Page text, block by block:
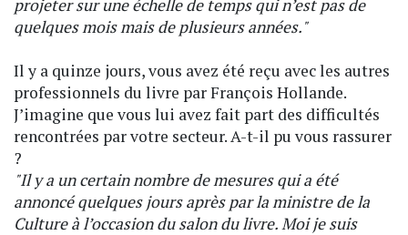
projeter sur une échelle de temps qui n’est pas de
quelques mois mais de plusieurs années."
Il y a quinze jours, vous avez été reçu avec les autres
professionnels du livre par François Hollande.
J’imagine que vous lui avez fait part des difficultés
rencontrées par votre secteur. A-t-il pu vous rassurer
?
"Il y a un certain nombre de mesures qui a été
annoncé quelques jours après par la ministre de la
Culture à l’occasion du salon du livre. Moi je suis